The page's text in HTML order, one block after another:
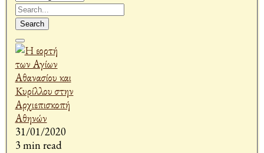
Search
31/01/2020
3 min read